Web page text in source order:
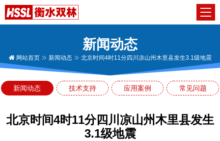
新闻动态
网站首页 新闻动态 北京时间4时11分四川凉山州木里县发生3.1级地震
新闻动态 技术支持 应用案例 常见问题
北京时间4时11分四川凉山州木里县发生
3.1级地震